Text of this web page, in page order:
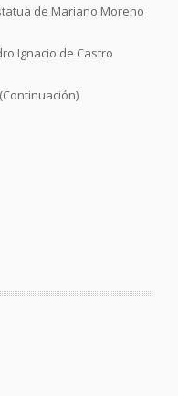
de Mariano Moreno
Ignacio de Castro